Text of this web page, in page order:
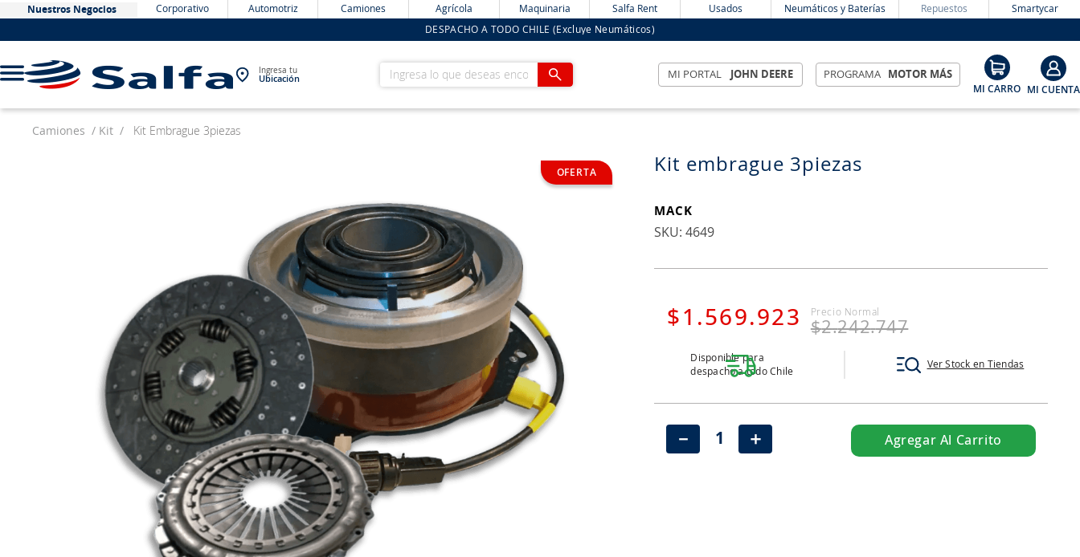
Nuestros Negocios Corporativo Automotriz Camiones Agrícola Maquinaria Salfa Rent Usados Neumáticos y Baterías Repuestos Smartycar
DESPACHO A TODO CHILE (Excluye Neumáticos)
Ingresa tu
Ubicación
Ingresa lo que deseas encontrar MI PORTAL JOHN DEERE PROGRAMA MOTOR MÁS
Camiones Kit Kit Embrague 3piezas
Kit embrague 3piezas
MACK
:4649
$ 1 .569.923 $2.242.747
Disponible para
despacho a todo Chile
Ver Stock en Tiendas
＋
－ Agregar Al Carrito
john deere
neumáticos 235